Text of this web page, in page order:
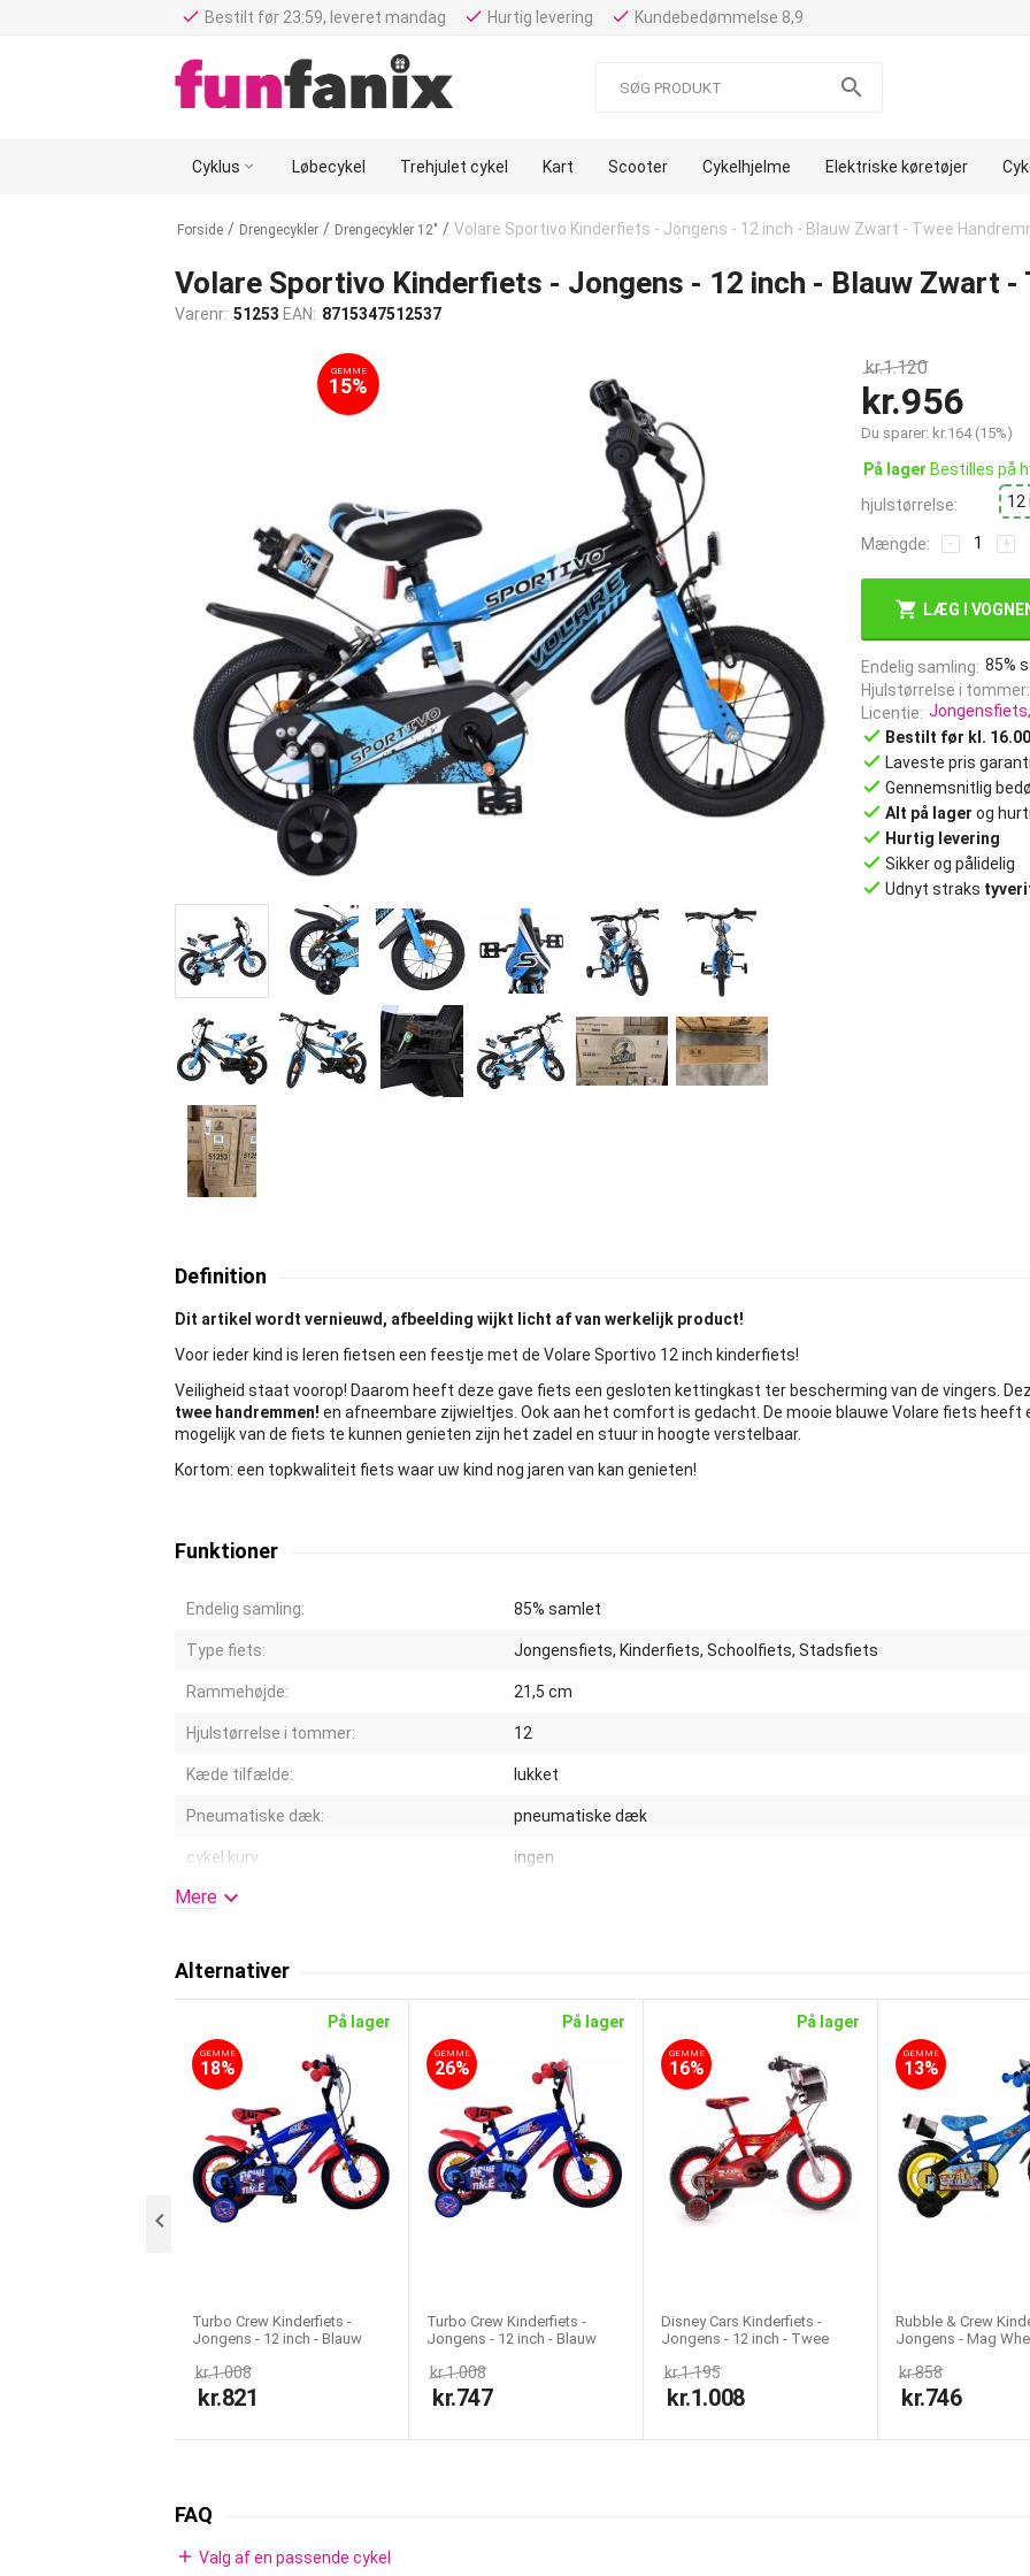
done Bestilt før 23:59, leveret mandag done Hurtig levering done Kundebedømmelse 8,9

Cyklus  Løbecykel Trehjulet cykel Kart Scooter Cykelhjelme Elektriske køretøjer
Forside / Drengecykler / Drengecykler 12" / Volare Sportivo Kinderfiets - Jongens - 12 inch - Blauw Zwart - Twee
Volare Sportivo Kinderfiets - Jongens - 12 inch - Blauw Zwart -
Varenr: 51253 EAN: 8715347512537
GEMME
15%
kr.1.120
kr.956
Du sparer: kr.164(15%)
På lager Bestilles på
hjulstørrelse:
12
Mængde: +
−
LÆG I
Endelig samling 85%
Hjulstørrelse i tommer
Licentie
done Bestilt før kl.
done Laveste pris garanti
done Gennemsnitlig
done Alt på lager og
done Hurtig levering
done Sikker og pålidelig
done Udnyt straks
Definition
Dit artikel wordt vernieuwd, afbeelding wijkt licht af van werkelijk product!
Voor ieder kind is leren fietsen een feestje met de Volare Sportivo 12 inch kinderfiets!
Veiligheid staat voorop! Daarom heeft deze gave fiets een gesloten kettingkast ter bescherming van de vingers.
twee handremmen! en afneembare zijwieltjes. Ook aan het comfort is gedacht. De mooie blauwe Volare fiets heeft
mogelijk van de fiets te kunnen genieten zijn het zadel en stuur in hoogte verstelbaar.
Kortom: een topkwaliteit fiets waar uw kind nog jaren van kan genieten!
Funktioner
Endelig samling: 85% samlet
Type fiets: Jongensfiets, Kinderfiets, Schoolfiets, Stadsfiets
Rammehøjde: 21,5 cm
Hjulstørrelse i tommer: 12
Kæde tilfælde: lukket
Pneumatiske dæk: pneumatiske dæk
cykel kurv: ingen
Kleur:
Fælge:
Gear:
Træningshjul:
Licentie: Jongensfiets, Kinderfiets, Schoolfiets, Stadsfiets
Mere 
Alternativer
På lager
GEMME
18%
Turbo Crew Kinderfiets -
Jongens - 12 inch - Blauw
kr.1.008
kr.821
På lager
GEMME
26%
Turbo Crew Kinderfiets -
Jongens - 12 inch - Blauw
kr.1.008
kr.747
På lager
GEMME
16%
Disney Cars Kinderfiets -
Jongens - 12 inch - Twee
kr.1.195
kr.1.008
GEMME
13%
Rubble & Crew
Jongens - Mag
kr.858
kr.746

FAQ
add Valg af en passende cykel